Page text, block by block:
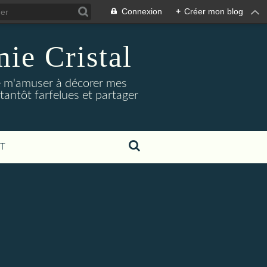
Connexion + Créer mon blog
Cristal
à décorer mes
farfelues et partager